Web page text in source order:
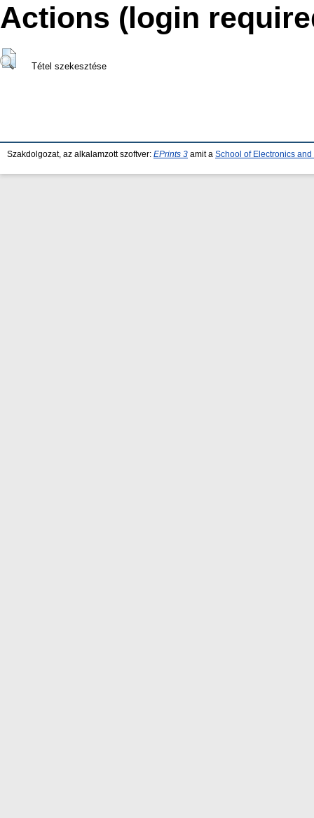
Actions (login
Tétel szekesztése
Szakdolgozat, az alkalamzott szoftver: EPrints 3 amit a School of Electronics